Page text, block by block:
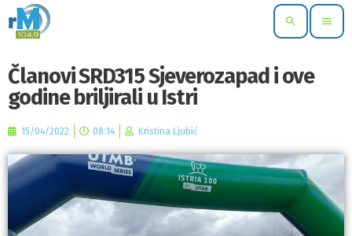
search menu
Članovi SRD315 Sjeverozapad i ove
godine briljirali u Istri
15/04/2022 08:14 Kristina Ljubić